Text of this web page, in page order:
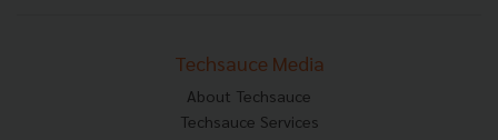
Techsauce Media
About Techsauce
Techsauce Services